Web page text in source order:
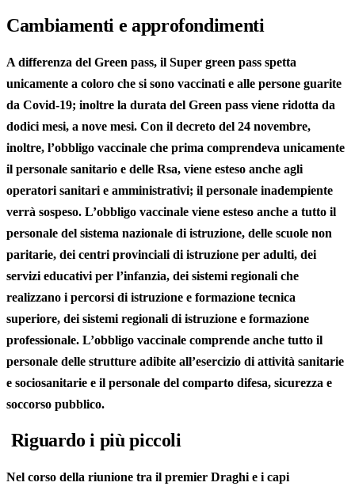
Cambiamenti e approfondimenti
A differenza del Green pass, il Super green pass spetta
unicamente a coloro che si sono vaccinati e alle persone guarite
da Covid-19; inoltre la durata del Green pass viene ridotta da
dodici mesi, a nove mesi. Con il decreto del 24 novembre,
inoltre, l’obbligo vaccinale che prima comprendeva unicamente
il personale sanitario e delle Rsa, viene esteso anche agli
operatori sanitari e amministrativi; il personale inadempiente
verrà sospeso. L’obbligo vaccinale viene esteso anche a tutto il
personale del sistema nazionale di istruzione, delle scuole non
paritarie, dei centri provinciali di istruzione per adulti, dei
servizi educativi per l’infanzia, dei sistemi regionali che
realizzano i percorsi di istruzione e formazione tecnica
superiore, dei sistemi regionali di istruzione e formazione
professionale. L’obbligo vaccinale comprende anche tutto il
personale delle strutture adibite all’esercizio di attività sanitarie
e sociosanitarie e il personale del comparto difesa, sicurezza e
soccorso pubblico.
Riguardo i più piccoli
Nel corso della riunione tra il premier Draghi e i capi